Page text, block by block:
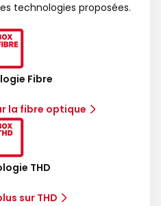
technologies proposées.
Fibre
la fibre optique
THD
sur THD